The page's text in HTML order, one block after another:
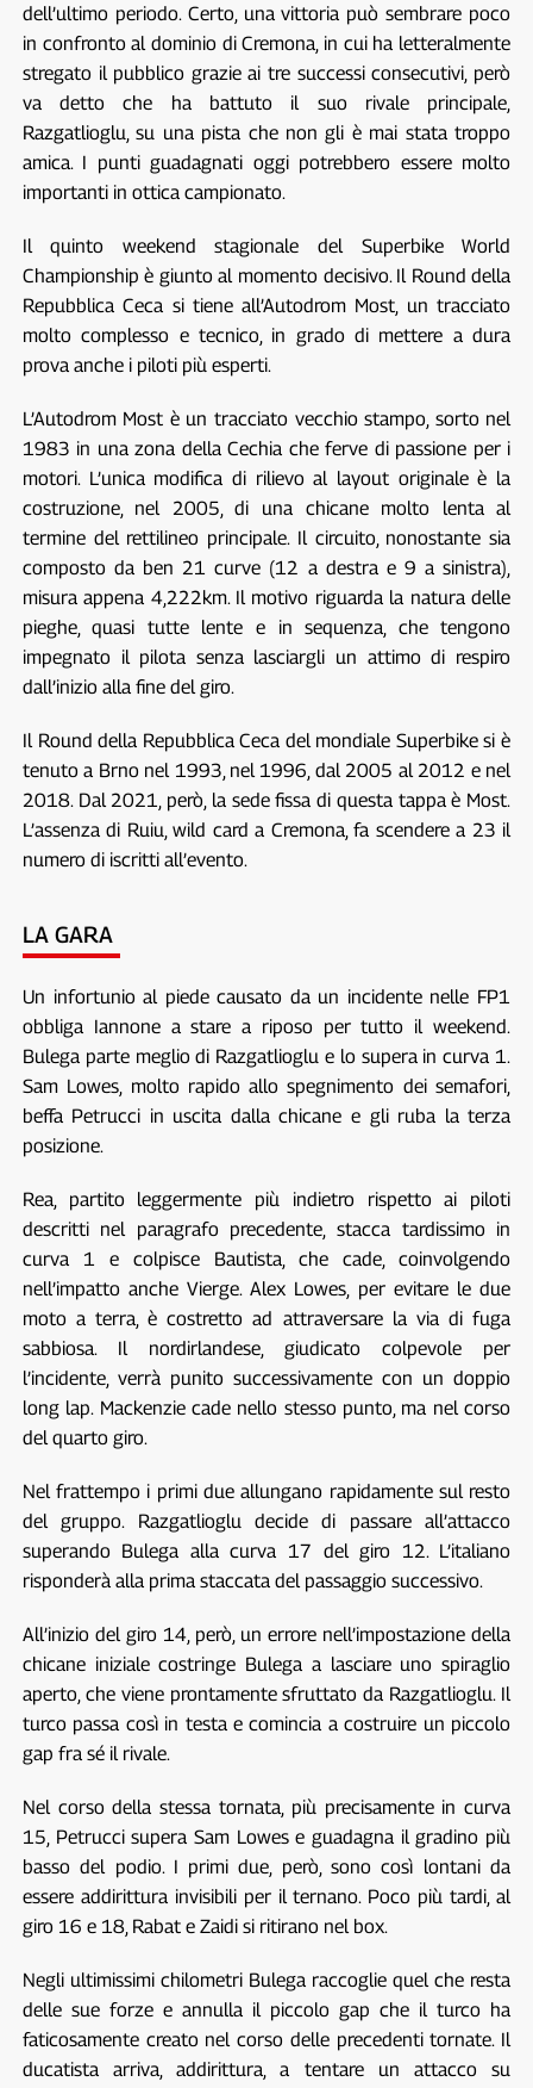
dell’ultimo periodo. Certo, una vittoria può sembrare poco
in confronto al dominio di Cremona, in cui ha letteralmente
stregato il pubblico grazie ai tre successi consecutivi, però
va detto che ha battuto il suo rivale principale,
Razgatlioglu, su una pista che non gli è mai stata troppo
amica. I punti guadagnati oggi potrebbero essere molto
importanti in ottica campionato.
Il quinto weekend stagionale del Superbike World
Championship è giunto al momento decisivo. Il Round della
Repubblica Ceca si tiene all’Autodrom Most, un tracciato
molto complesso e tecnico, in grado di mettere a dura
prova anche i piloti più esperti.
L’Autodrom Most è un tracciato vecchio stampo, sorto nel
1983 in una zona della Cechia che ferve di passione per i
motori. L’unica modifica di rilievo al layout originale è la
costruzione, nel 2005, di una chicane molto lenta al
termine del rettilineo principale. Il circuito, nonostante sia
composto da ben 21 curve (12 a destra e 9 a sinistra),
misura appena 4,222km. Il motivo riguarda la natura delle
pieghe, quasi tutte lente e in sequenza, che tengono
impegnato il pilota senza lasciargli un attimo di respiro
dall’inizio alla fine del giro.
Il Round della Repubblica Ceca del mondiale Superbike si è
tenuto a Brno nel 1993, nel 1996, dal 2005 al 2012 e nel
2018. Dal 2021, però, la sede fissa di questa tappa è Most.
L’assenza di Ruiu, wild card a Cremona, fa scendere a 23 il
numero di iscritti all’evento.
LA GARA
Un infortunio al piede causato da un incidente nelle FP1
obbliga Iannone a stare a riposo per tutto il weekend.
Bulega parte meglio di Razgatlioglu e lo supera in curva 1.
Sam Lowes, molto rapido allo spegnimento dei semafori,
beffa Petrucci in uscita dalla chicane e gli ruba la terza
posizione.
Rea, partito leggermente più indietro rispetto ai piloti
descritti nel paragrafo precedente, stacca tardissimo in
curva 1 e colpisce Bautista, che cade, coinvolgendo
nell’impatto anche Vierge. Alex Lowes, per evitare le due
moto a terra, è costretto ad attraversare la via di fuga
sabbiosa. Il nordirlandese, giudicato colpevole per
l’incidente, verrà punito successivamente con un doppio
long lap. Mackenzie cade nello stesso punto, ma nel corso
del quarto giro.
Nel frattempo i primi due allungano rapidamente sul resto
del gruppo. Razgatlioglu decide di passare all’attacco
superando Bulega alla curva 17 del giro 12. L’italiano
risponderà alla prima staccata del passaggio successivo.
All’inizio del giro 14, però, un errore nell’impostazione della
chicane iniziale costringe Bulega a lasciare uno spiraglio
aperto, che viene prontamente sfruttato da Razgatlioglu. Il
turco passa così in testa e comincia a costruire un piccolo
gap fra sé il rivale.
Nel corso della stessa tornata, più precisamente in curva
15, Petrucci supera Sam Lowes e guadagna il gradino più
basso del podio. I primi due, però, sono così lontani da
essere addirittura invisibili per il ternano. Poco più tardi, al
giro 16 e 18, Rabat e Zaidi si ritirano nel box.
Negli ultimissimi chilometri Bulega raccoglie quel che resta
delle sue forze e annulla il piccolo gap che il turco ha
faticosamente creato nel corso delle precedenti tornate. Il
ducatista arriva, addirittura, a tentare un attacco su